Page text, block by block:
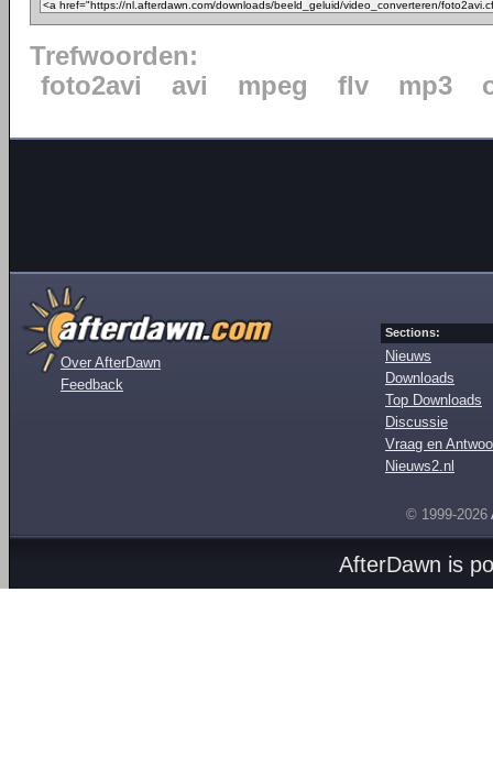
Trefwoorden:
foto2avi
avi mpeg flv mp3
Over AfterDawn
Feedback
Sections:
Nieuws
Downloads
Top Downloads
Discussie
Vraag en
Nieuws2.nl
© 1999-2026
AfterDawn is